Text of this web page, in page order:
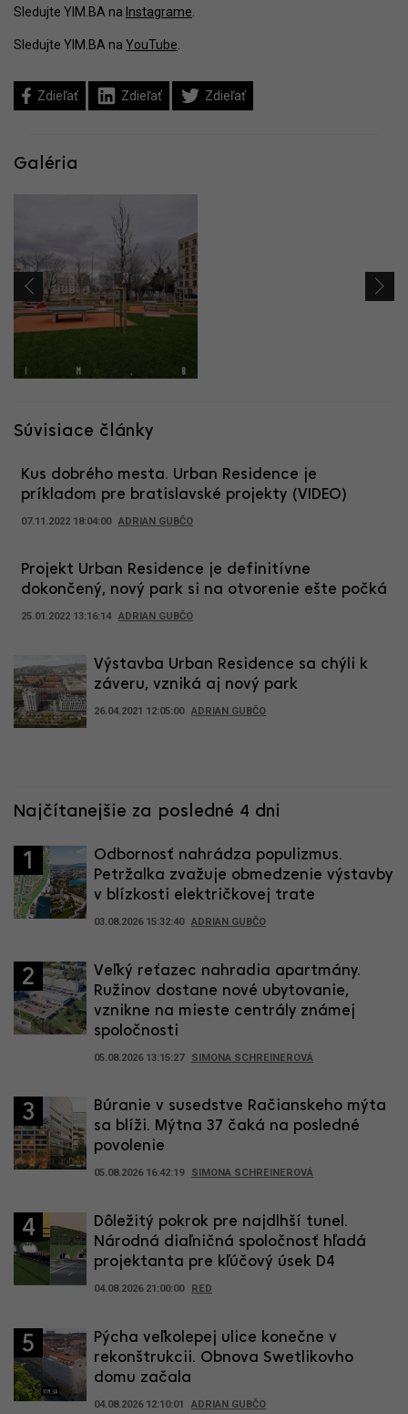
Sledujte YIM.BA na Instagrame
Sledujte YIM.BA na YouTube
Zdieľať Zdieľať Zdieľať
Galéria
Súvisiace články
Kus dobrého mesta. Urban Residence je
príkladom pre bratislavské projekty (VIDEO)
07.11.2022 18:04:00 ADRIAN GUBČO
Projekt Urban Residence je definitívne
dokončený, nový park si na otvorenie ešte počká
25.01.2022 13:16:14 ADRIAN GUBČO
Výstavba Urban Residence sa chýli k
záveru, vzniká aj nový park
26.04.2021 12:05:00 ADRIAN GUBČO
Najčítanejšie za posledné 4 dni
1
Odbornosť nahrádza populizmus.
Petržalka zvažuje obmedzenie výstavby
v blízkosti električkovej trate
03.08.2026 15:32:40 ADRIAN GUBČO
2
Veľký reťazec nahradia apartmány.
Ružinov dostane nové ubytovanie,
vznikne na mieste centrály známej
spoločnosti
05.08.2026 13:15:27 SIMONA SCHREINEROVÁ
3
Búranie v susedstve Račianskeho mýta
sa blíži. Mýtna 37 čaká na posledné
povolenie
05.08.2026 16:42:19 SIMONA SCHREINEROVÁ
4
Dôležitý pokrok pre najdlhší tunel.
Národná diaľničná spoločnosť hľadá
projektanta pre kľúčový úsek D4
04.08.2026 21:00:00 RED
5
Pýcha veľkolepej ulice konečne v
rekonštrukcii. Obnova Swetlikovho
domu začala
04.08.2026 12:10:01 ADRIAN GUBČO